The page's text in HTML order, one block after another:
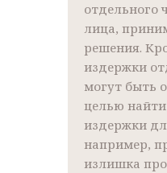
отдельного
лица,
решения.
издержки
могут быть
целью
издержки
например,
излишка